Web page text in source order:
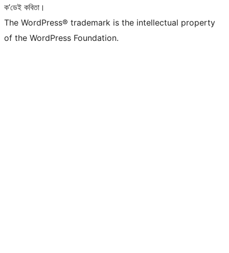
ক’ডেই কবিতা।
The WordPress® trademark is the intellectual property
of the WordPress Foundation.